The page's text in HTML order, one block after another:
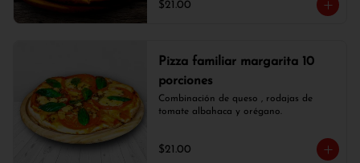
$21.00
Pizza familiar margarita 10
porciones
Combinación de queso , rodajas de
tomate albahaca y orégano.
$21.00